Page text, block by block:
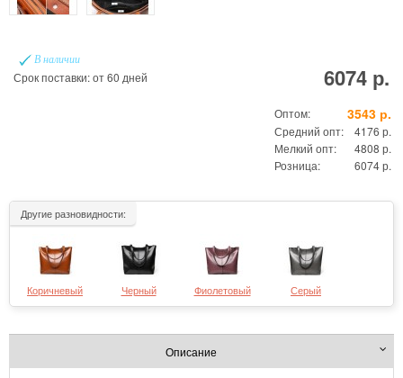
В наличии
Срок поставки: от 60 дней 6074 р.
Оптом: 3543 р.
Средний опт:
4176 р.
Мелкий опт:
4808 р.
Розница:
6074 р.
Другие разновидности:
Коричневый Черный Фиолетовый Серый
Описание